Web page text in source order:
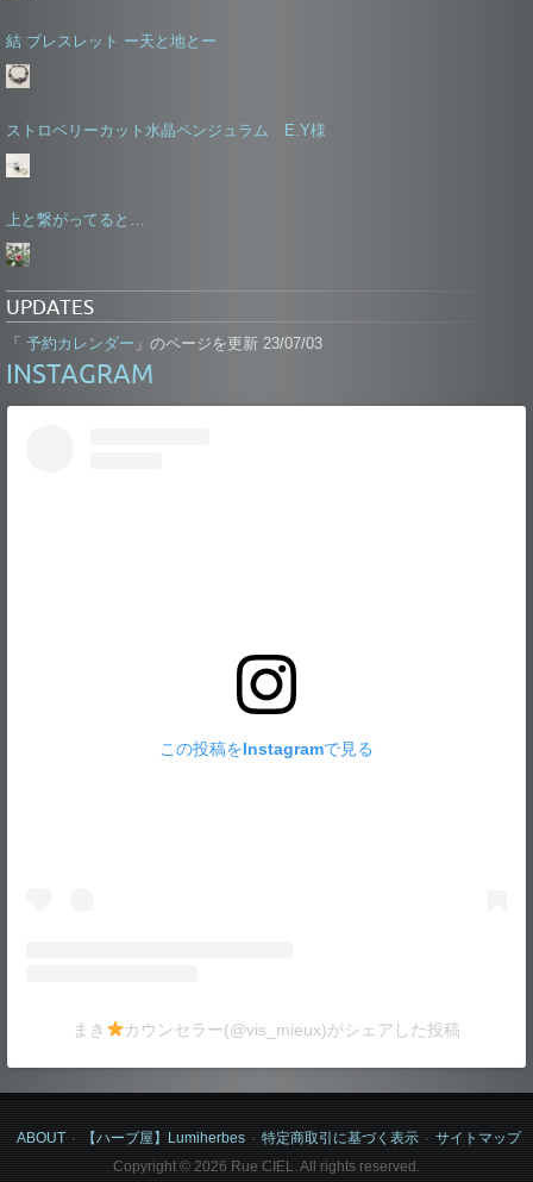
結 ブレスレット ー天と地とー
ストロベリーカット水晶ペンジュラム E.Y様
上と繋がってると…
UPDATES
「 予約カレンダー 」のページを更新 23/07/03
INSTAGRAM
この投稿をInstagramで見る
まき カウンセラー(@vis_mieux)がシェアした投稿
ABOUT 【ハーブ屋】Lumiherbes 特定商取引に基づく表示 サイトマップ
Copyright © 2026 Rue CIEL. All rights reserved.